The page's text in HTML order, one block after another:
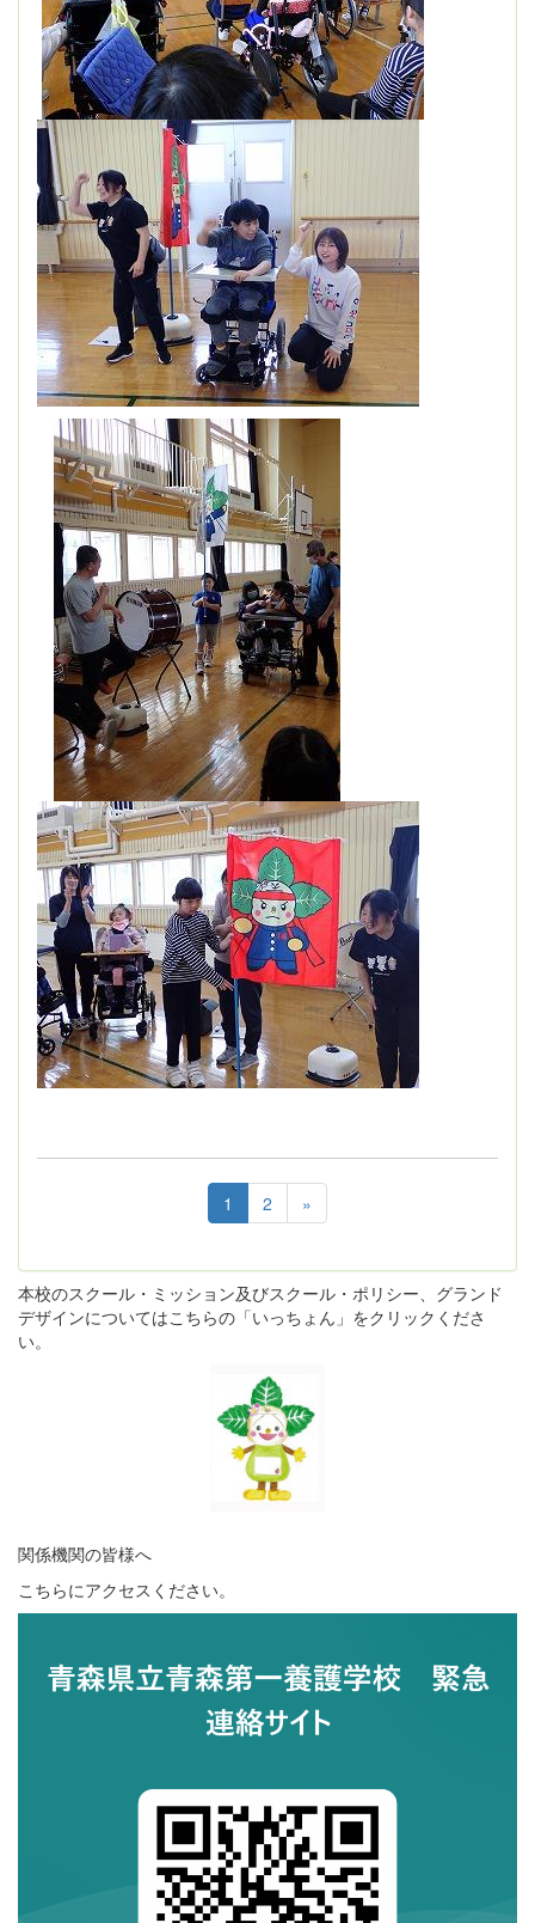
1 2 »
本校のスクール・ミッション及びスクール・ポリシー、グランド
デザインについてはこちらの「いっちょん」をクリックくださ
い。
関係機関の皆様へ
こちらにアクセスください。